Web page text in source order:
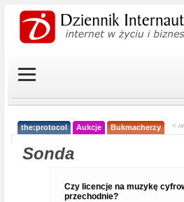
the:protocol Aukcje Bukmacherzy <
Sonda
Czy licencje na muzykę
przechodnie?